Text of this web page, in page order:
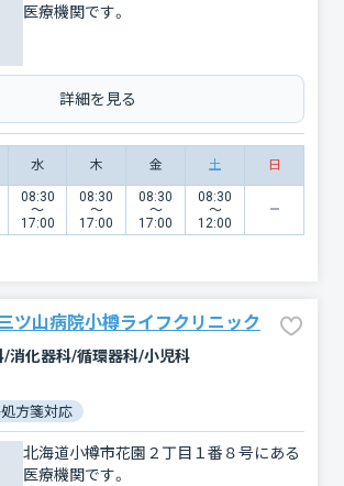
医療機関です。
詳細を見る
水 木 金 土 日
08:30
〜
17:00
08:30
〜
17:00
08:30
〜
17:00
08:30
〜
12:00
ツ山病院小樽ライフクリニック
/消化器科/循環器科/小児科
方箋対応
北海道小樽市花園２丁目１番８号にある
医療機関です。